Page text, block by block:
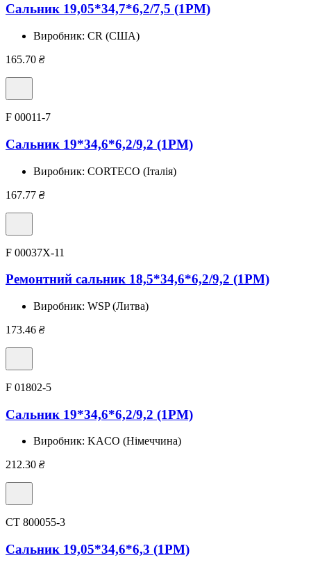
Сальник 19,05*34,7*6,2/7,5 (1PM)
Виробник: CR (США)
165.70 ₴
F 00011-7
Сальник 19*34,6*6,2/9,2 (1PM)
Виробник: CORTECO (Італія)
167.77 ₴
F 00037X-11
Ремонтний сальник 18,5*34,6*6,2/9,2 (1PM)
Виробник: WSP (Литва)
173.46 ₴
F 01802-5
Сальник 19*34,6*6,2/9,2 (1PM)
Виробник: KACO (Німеччина)
212.30 ₴
CT 800055-3
Сальник 19,05*34,6*6,3 (1PM)